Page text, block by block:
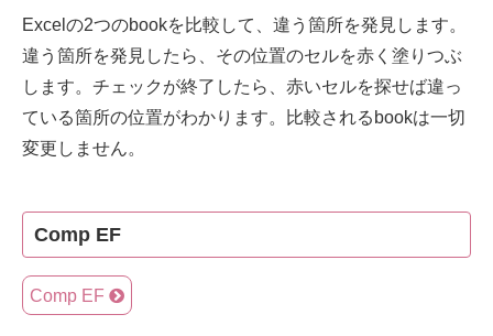
Excelの2つのbookを比較して、違う箇所を発見します。
違う箇所を発見したら、その位置のセルを赤く塗りつぶ
します。チェックが終了したら、赤いセルを探せば違っ
ている箇所の位置がわかります。比較されるbookは一切
変更しません。
Comp EF
Comp EF